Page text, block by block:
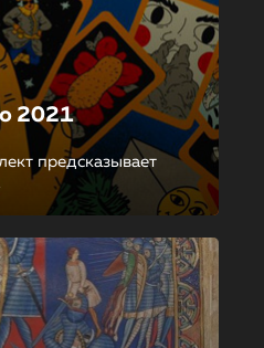
2021
предсказывает